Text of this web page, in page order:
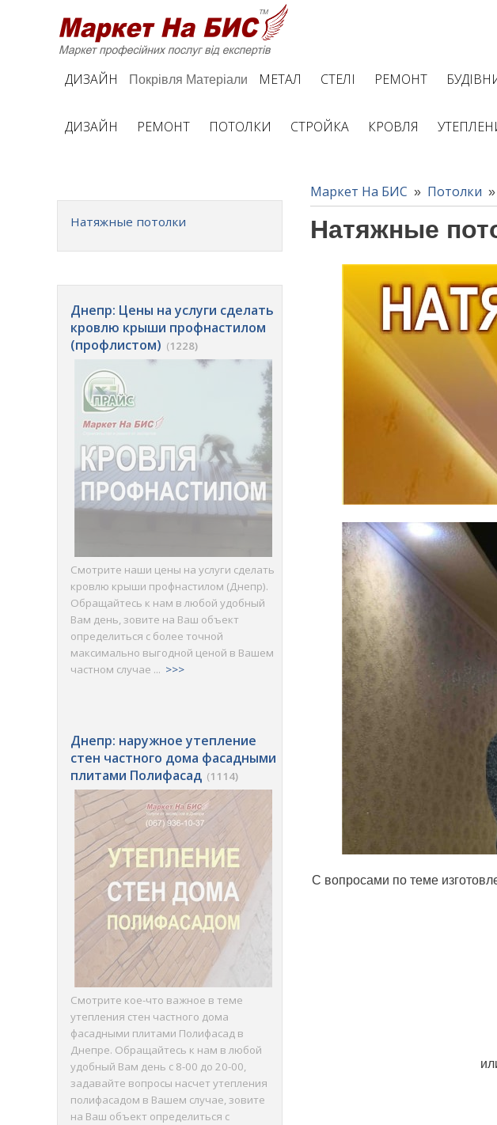
ДИЗАЙН Покрівля Матеріали МЕТАЛ СТЕЛІ РЕМОНТ
ДИЗАЙН РЕМОНТ ПОТОЛКИ СТРОЙКА КРОВЛЯ
Маркет На БИС » Потолки »
Натяжные
С вопросами по теме
Натяжные потолки
Днепр: Цены на услуги сделать
кровлю крыши профнастилом
(профлистом) (1228)
Смотрите наши цены на услуги сделать
кровлю крыши профнастилом (Днепр).
Обращайтесь к нам в любой удобный
Вам день, зовите на Ваш объект
определиться с более точной
максимально выгодной ценой в Вашем
частном случае ... >>>
Днепр: наружное утепление
стен частного дома фасадными
плитами Полифасад (1114)
Смотрите кое-что важное в теме
утепления стен частного дома
фасадными плитами Полифасад в
Днепре. Обращайтесь к нам в любой
удобный Вам день с 8-00 до 20-00,
задавайте вопросы насчет утепления
полифасадом в Вашем случае, зовите
на Ваш объект определиться с